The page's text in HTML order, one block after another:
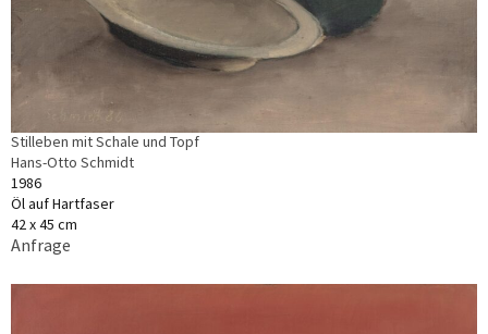
Stilleben mit Schale und Topf
Hans-Otto Schmidt
1986
Öl auf Hartfaser
42 x 45 cm
Anfrage